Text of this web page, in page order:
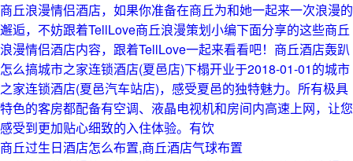
商丘浪漫情侣酒店，如果你准备在商丘为和她一起来一次浪漫的
邂逅，不妨跟着TellLove商丘浪漫策划小编下面分享的这些商丘
浪漫情侣酒店内容，跟着TellLove一起来看看吧！商丘酒店轰趴
怎么搞城市之家连锁酒店(夏邑店)下榻开业于2018-01-01的城市
之家连锁酒店(夏邑汽车站店)，感受夏邑的独特魅力。所有极具
特色的客房都配备有空调、液晶电视机和房间内高速上网，让您
感受到更加贴心细致的入住体验。有饮
商丘过生日酒店怎么布置,商丘酒店气球布置